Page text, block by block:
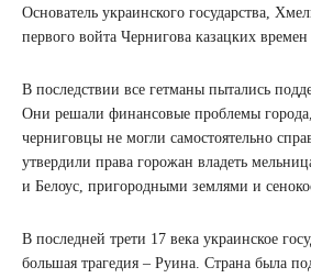
Основатель украинского государства,
первого войта Чернигова казацких
В последствии все гетманы пытались
Они решали финансовые проблемы города,
черниговцы не могли самостоятельно
утвердили права горожан владеть
и Белоус, пригородными землями и
В последней трети 17 века украинское
большая трагедия – Руина. Страна была